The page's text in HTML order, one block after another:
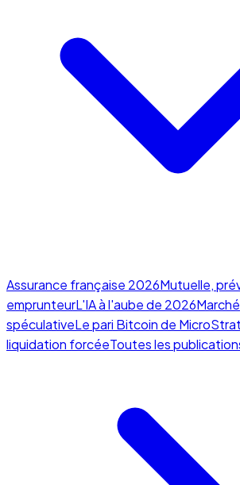
Assurance française 2026Mutuelle,
emprunteurL'IA à l'aube de 2026
spéculativeLe pari Bitcoin de
liquidation forcéeToutes les